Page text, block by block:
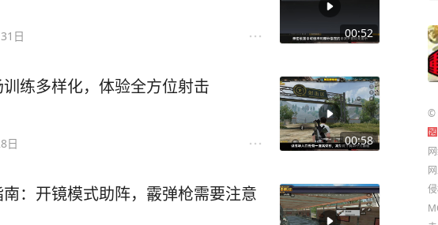
00:52
日
00:58
练多样化，体验全方位射击
日
：开镜模式助阵，霰弹枪需要注意
©